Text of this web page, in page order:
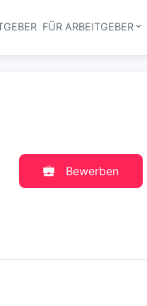
FÜR ARBEITGEBER
Bewerben